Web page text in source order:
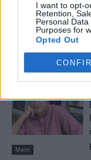
I want to opt-
Retention,
Personal
Purposes for
Opted Out
RELATED ARTICLES
Main